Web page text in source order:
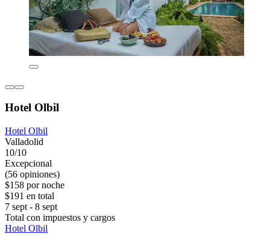
Hotel Olbil
Hotel Olbil
Valladolid
10/10
Excepcional
(56 opiniones)
$158 por noche
$191 en total
7 sept - 8 sept
Total con impuestos y cargos
Hotel Olbil